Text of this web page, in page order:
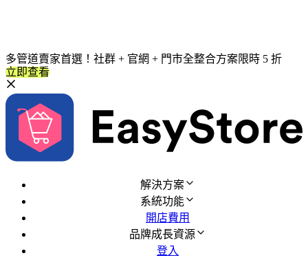
多管道賣家首選！社群 + 官網 + 門市全整合方案限時 5 折
立即查看
解決方案
系統功能
開店費用
品牌成長資源
登入